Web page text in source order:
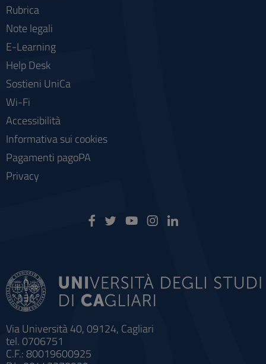
Via Università 40, 09124, Cagliari
tel. 0706751
C.F.: 80019600925
Rubrica
Note legali
E-Learning
Help Desk
Sostieni UniCa
Wi-Fi
Accessibilità
Informativa sui cookies
Pagamenti pagoPA
Privacy